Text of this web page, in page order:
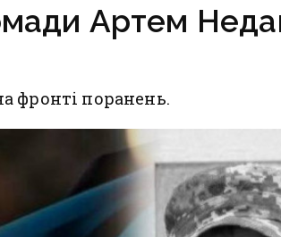
Артем
фронті поранень.